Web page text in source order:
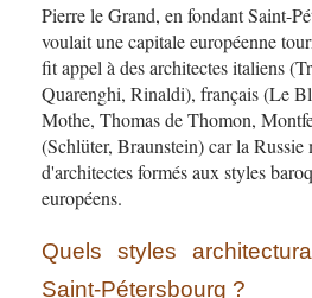
Pierre le Grand, en fondant Saint-
voulait une capitale européenne
fit appel à des architectes italiens
Quarenghi, Rinaldi), français (Le
Mothe, Thomas de Thomon,
(Schlüter, Braunstein) car la Russie
d'architectes formés aux styles
européens.
Quels styles
Saint-Pétersbourg ?